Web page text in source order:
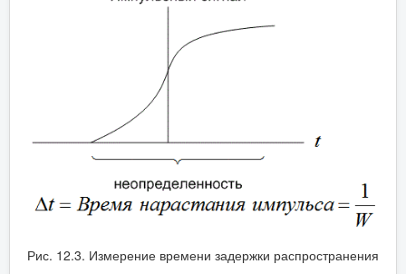
Рис. 12.3. Измерение времени задержки распространения